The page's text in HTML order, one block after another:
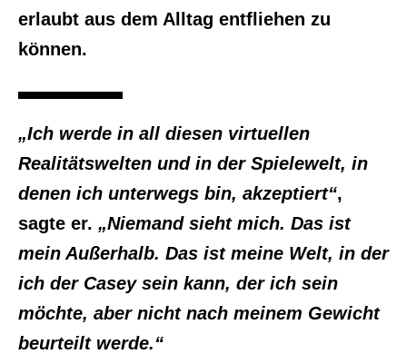
erlaubt aus dem Alltag entfliehen zu
können.
„Ich werde in all diesen virtuellen
Realitätswelten und in der Spielewelt, in
denen ich unterwegs bin, akzeptiert“,
sagte er. „Niemand sieht mich. Das ist
mein Außerhalb. Das ist meine Welt, in der
ich der Casey sein kann, der ich sein
möchte, aber nicht nach meinem Gewicht
beurteilt werde.“